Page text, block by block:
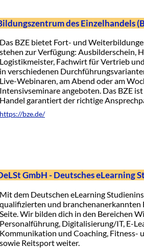
des Einzelhandels
Das BZE bietet Fort- und
stehen zur Verfügung: Ausbilderschein,
Logistikmeister, Fachwirt für Vertrieb
in verschiedenen
Live-Webinaren, am Abend oder am
Intensivseminare angeboten. Das BZE
Handel garantiert der richtige
https://bze.de/
GmbH - Deutsches eLearning
Mit dem Deutschen eLearning
qualifizierten und branchenanerkannten
Seite. Wir bilden dich in den Bereichen
Personalführung, Digitalisierung/IT, E-
Kommunikation und Coaching, Fitness-
sowie Reitsport weiter.